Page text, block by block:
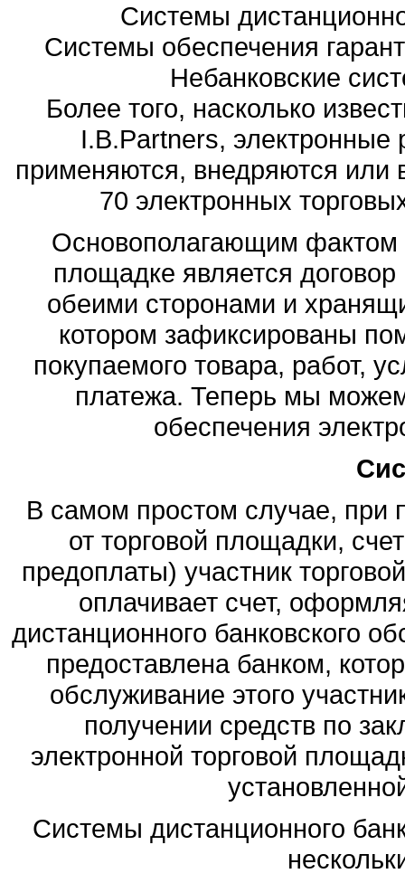
Системы
Системы обеспечения
Небанковские
Более того, насколько
I.B.Partners,
применяются, внедряются или
70 электронных
Основополагающим фактом
площадке является
обеими сторонами и
котором зафиксированы
покупаемого товара, работ,
платежа. Теперь мы
обеспечения
В самом простом случае, при
от торговой площадки,
предоплаты) участник
оплачивает счет,
дистанционного банковского
предоставлена банком,
обслуживание этого
получении средств по
электронной торговой
Системы дистанционного